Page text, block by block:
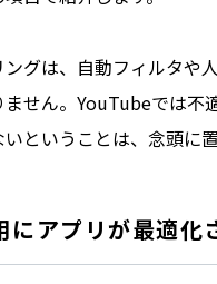
ングは、自動フィルタや
ません。YouTubeでは不
ということは、念頭に
にアプリが最適化